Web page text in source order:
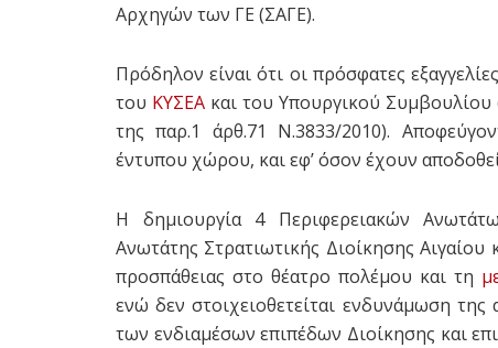
Αρχηγών των ΓΕ (ΣΑΓΕ).
Πρόδηλον είναι ότι οι πρόσφατες
του ΚΥΣΕΑ και του Υπουργικού
της παρ.1 άρθ.71 Ν.3833/2010).
έντυπου χώρου, και εφ’ όσον έχουν αποδοθεί
Η δημιουργία 4 Περιφερειακών
Ανωτάτης Στρατιωτικής Διοίκησης
προσπάθειας στο θέατρο πολέμου και τη
ενώ δεν στοιχειοθετείται ενδυνάμωση
των ενδιαμέσων επιπέδων Διοίκησης και